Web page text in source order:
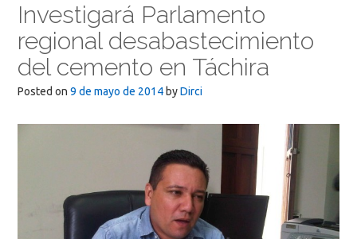
Investigará Parlamento
regional desabastecimiento
del cemento en Táchira
Posted on 9 de mayo de 2014 byDirci